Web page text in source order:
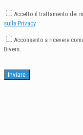
Accetto il trattamento dei
sulla Privacy.
Acconsento a ricevere
Divers.